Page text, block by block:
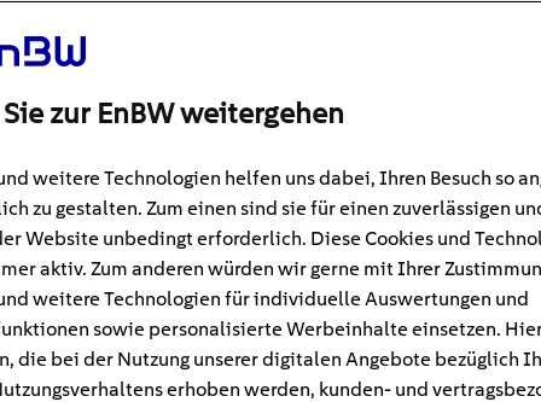
#Solarenergie
zur EnBW weitergehen
weitere Technologien helfen uns dabei, Ihren Besuch so
zu gestalten. Zum einen sind sie für einen zuverlässigen
Website unbedingt erforderlich. Diese Cookies und
aktiv. Zum anderen würden wir gerne mit Ihrer
weitere Technologien für individuelle Auswertungen und
sowie personalisierte Werbeinhalte einsetzen.
die bei der Nutzung unserer digitalen Angebote bezüglich
erhoben werden, kunden- und